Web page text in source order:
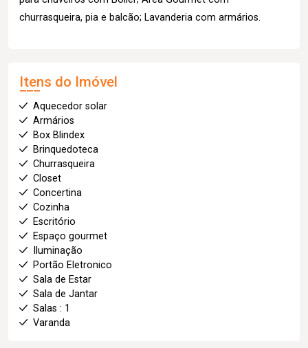
churrasqueira, pia e balcão; Lavanderia com armários.
Itens do Imóvel
Aquecedor solar
Armários
Box Blindex
Brinquedoteca
Churrasqueira
Closet
Concertina
Cozinha
Escritório
Espaço gourmet
Iluminação
Portão Eletronico
Sala de Estar
Sala de Jantar
Salas : 1
Varanda